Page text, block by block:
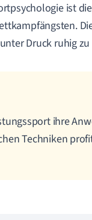
ist
Druck ruhig
ihre
Techniken